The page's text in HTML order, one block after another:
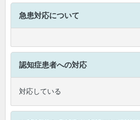
急患対応について
認知症患者への対応
対応している